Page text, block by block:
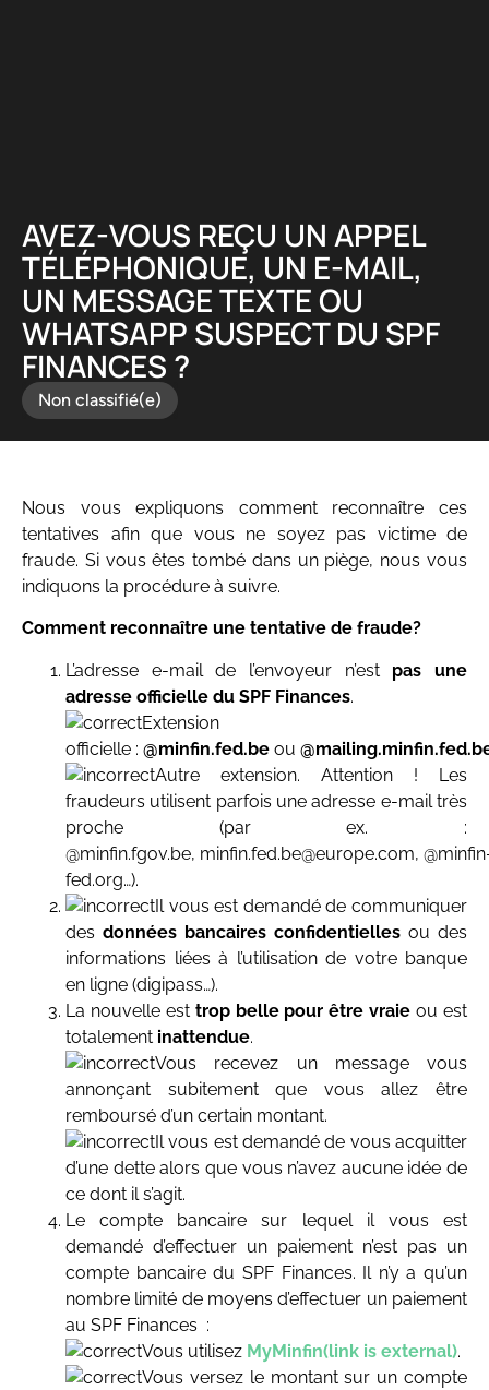
AVEZ-VOUS REÇU UN APPEL
TÉLÉPHONIQUE, UN E-MAIL,
UN MESSAGE TEXTE OU
WHATSAPP SUSPECT DU SPF
FINANCES ?
Non classifié(e)
Nous vous expliquons comment reconnaître ces
tentatives afin que vous ne soyez pas victime de
fraude. Si vous êtes tombé dans un piège, nous vous
indiquons la procédure à suivre.
Comment reconnaître une tentative de fraude?
L’adresse e-mail de l’envoyeur n’est pas une
adresse officielle du SPF Finances.
Extension
officielle : @minfin.fed.be ou
Autre extension. Attention ! Les
fraudeurs utilisent parfois une adresse e-mail très
proche (par ex. :
@minfin.fgov.be, minfin.fed.be@europe.com,
fed.org…).
Il vous est demandé de communiquer
des données bancaires confidentielles ou des
informations liées à l’utilisation de votre banque
en ligne (digipass…).
La nouvelle est trop belle pour être vraie ou est
totalement inattendue.
Vous recevez un message vous
annonçant subitement que vous allez être
remboursé d’un certain montant.
Il vous est demandé de vous acquitter
d’une dette alors que vous n’avez aucune idée de
ce dont il s’agit.
Le compte bancaire sur lequel il vous est
demandé d’effectuer un paiement n’est pas un
compte bancaire du SPF Finances. Il n’y a qu’un
nombre limité de moyens d’effectuer un paiement
au SPF Finances :
Vous utilisez MyMinfin(link is external).
Vous versez le montant sur un compte